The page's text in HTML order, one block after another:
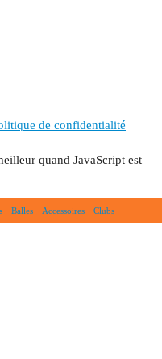
de confidentialité
quand JavaScript est
Balles Accessoires Clubs